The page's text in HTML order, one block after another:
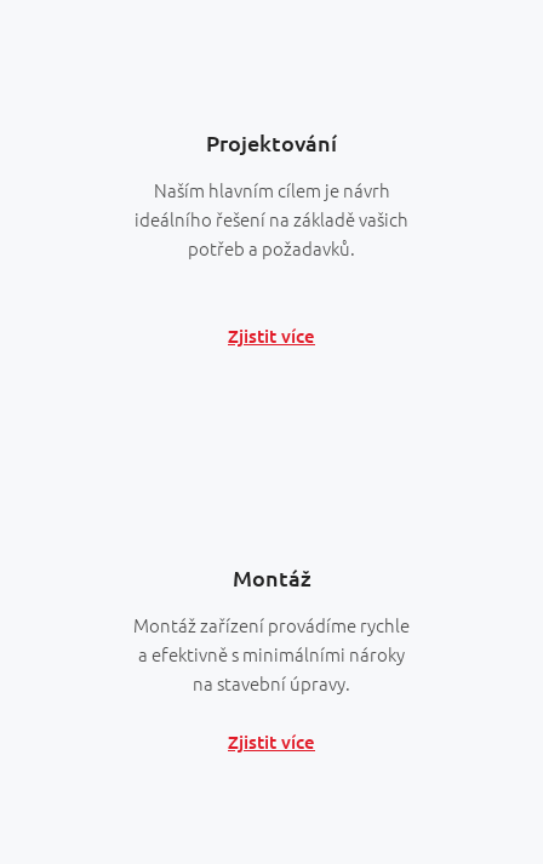
Projektování
Naším hlavním cílem je návrh
ideálního řešení na základě vašich
potřeb a požadavků.
Zjistit více
Montáž
Montáž zařízení provádíme rychle
a efektivně s minimálními nároky
na stavební úpravy.
Zjistit více